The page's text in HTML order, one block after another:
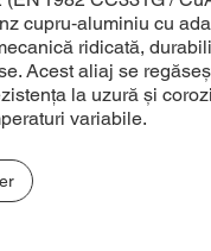
cupru‑aluminiu cu
ridicată,
Acest aliaj se
la uzură și
variabile.